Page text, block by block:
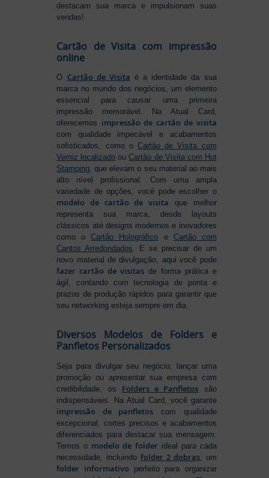
destacam sua marca e impulsionam suas
vendas!
Cartão de Visita com impressão
online
O Cartão de Visita é a identidade da sua
marca no mundo dos negócios, um elemento
essencial para causar uma primeira
impressão memorável. Na Atual Card,
oferecemos impressão de cartão de visita
com qualidade impecável e acabamentos
sofisticados, como o Cartão de Visita com
Verniz localizado ouCartão de Visita com Hot
Stamping, que elevam o seu material ao mais
alto nível profissional. Com uma ampla
variedade de opções, você pode escolher o
modelo de cartão de visita que melhor
representa sua marca, desde layouts
clássicos até designs modernos e inovadores
como oCartão Holográfico e Cartão com
Cantos Arredondados. E se precisar de um
novo material de divulgação, aqui você pode
fazer cartão de visitas de forma prática e
ágil, contando com tecnologia de ponta e
prazos de produção rápidos para garantir que
seu networking esteja sempre em dia.
Diversos Modelos de Folders e
Panfletos Personalizados
Seja para divulgar seu negócio, lançar uma
promoção ou apresentar sua empresa com
credibilidade, os Folders e Panfletos são
indispensáveis. Na Atual Card, você garante
impressão de panfletos com qualidade
excepcional, cortes precisos e acabamentos
diferenciados para destacar sua mensagem.
Temos o modelo de folder ideal para cada
necessidade, incluindofolder 2 dobras, um
folder informativo perfeito para organizar